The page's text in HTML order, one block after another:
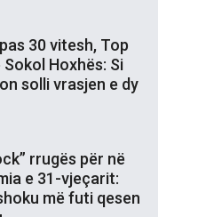
30 vitesh, Top
Hoxhës: Si
solli vrasjen e dy
rrugës për në
e 31-vjeçarit:
më futi qesen